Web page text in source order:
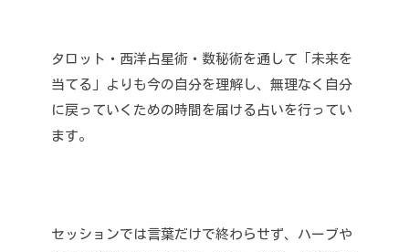
タロット・西洋占星術・数秘術を通して「未来を
当てる」よりも今の自分を理解し、無理なく自分
に戻っていくための時間を届ける占いを行ってい
ます。
セッションでは言葉だけで終わらせず、ハーブや